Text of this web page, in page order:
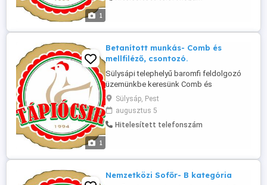
1
...
1
Betanított munkás- Comb és
mellfiléző, csontozó.
Sülysápi telephelyű baromfi feldolgozó
üzemünkbe keresünk Comb és
mellfilézésben jártas, csontozó
alkalmazottat. Amit kérünk: pontos
munkavégzés tiszta megjelenés káros
szenvedélyektől mentesség a
elérhetőségeken lehet ! Telefon ...
Sülysáp, Pest
augusztus 5
Hitelesített telefonszám
Nemzetközi Sofőr- B kategória